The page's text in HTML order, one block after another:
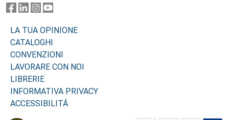
LA TUA OPINIONE
CATALOGHI
CONVENZIONI
LAVORARE CON NOI
LIBRERIE
INFORMATIVA PRIVACY
ACCESSIBILITÁ